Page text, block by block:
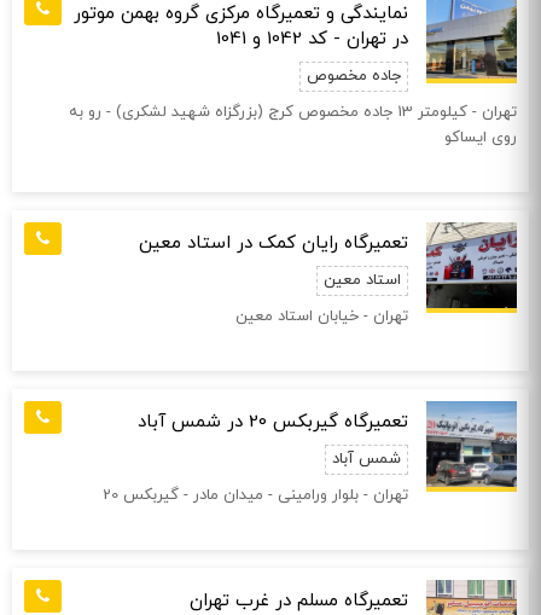
نمایندگی و تعمیرگاه مرکزی گروه بهمن موتور
در تهران - کد 1042 و 1041
جاده مخصوص
تهران - کیلومتر 13 جاده مخصوص کرج (بزرگزاه شهید لشکری) - رو به
روی ایساکو
تعمیرگاه رایان کمک در استاد معین
استاد معین
تهران - خیابان استاد معین
تعمیرگاه گیربکس 20 در شمس آباد
شمس آباد
تهران - بلوار ورامینی - میدان مادر - گیربکس 20
تعمیرگاه مسلم در غرب تهران